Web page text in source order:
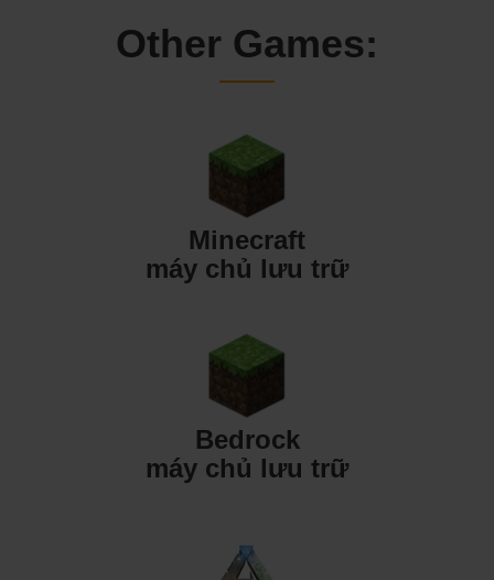
Other Games:
Minecraft
máy chủ lưu trữ
Bedrock
máy chủ lưu trữ